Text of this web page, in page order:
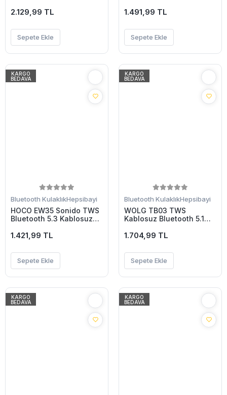
Kulaklık-(5775)
2.129,99 TL
Sepete Ekle
1.491,99 TL
Sepete Ekle
KARGO
BEDAVA
Bluetooth KulaklıkHepsibayi
HOCO EW35 Sonido TWS
Bluetooth 5.3 Kablosuz
1.421,99 TL
Sepete Ekle
KARGO
BEDAVA
Bluetooth KulaklıkHepsibayi
WOLG TB03 TWS
Kablosuz Bluetooth 5.1
1.704,99 TL
Sepete Ekle
KARGO
BEDAVA
KARGO
BEDAVA